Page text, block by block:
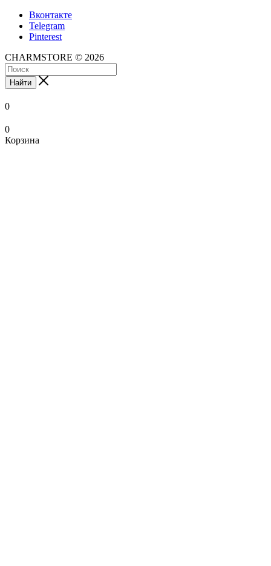
Вконтакте
Telegram
Pinterest
CHARMSTORE © 2026
Найти
0
0
Корзина